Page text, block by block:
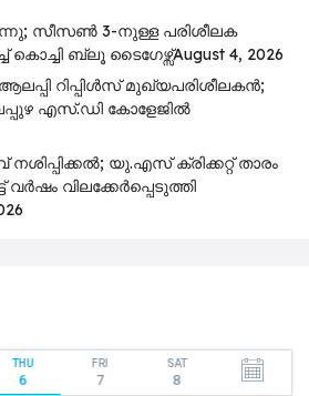
സീസൺ 3-നുള്ള പരിശീലക
കൊച്ചി ബ്ലൂ ടൈഗേഴ്സ്August 4, 2026
റിപ്പിൾസ് മുഖ്യപരിശീലകൻ;
എസ്.ഡി കോളേജിൽ
നശിപ്പിക്കൽ; യു.എസ് ക്രിക്കറ്റ് താരം
വർഷം വിലക്കേർപ്പെടുത്തി
THU
6
FRI
7
SAT
8